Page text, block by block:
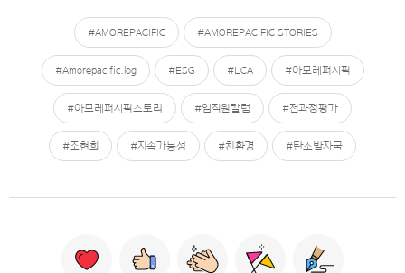
#AMOREPACIFIC #AMOREPACIFIC STORIES
#Amorepacific:log #ESG #LCA #아모레퍼시픽
#아모레퍼시픽스토리 #임직원칼럼 #전과정평가
#조현희 #지속가능성 #친환경 #탄소발자국